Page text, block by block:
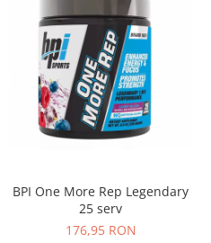
BPI One More Rep Legendary
25 serv
176,95 RON